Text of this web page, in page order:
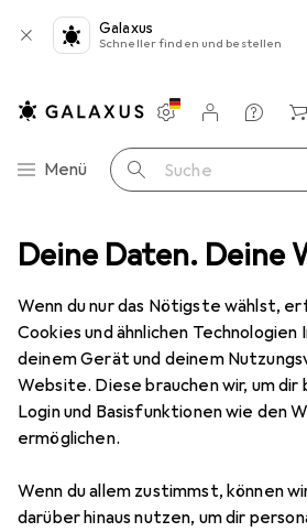
Deine Daten. Deine
Wenn du nur das Nötigste wählst,
Cookies und ähnlichen
deinem Gerät und deinem
Website. Diese brauchen wir, um dir
Login und Basisfunktionen wie den
ermöglichen.
Wenn du allem zustimmst, können
darüber hinaus nutzen, um dir
Galaxus
Schneller finden und bestellen
Navigation nach Kategorien
Menü Suche
Einstellungen
Kundenkonto
Vergleichslisten
Merklisten
Warenkorb
Drucker Zubehör Bixolon
EUR
55,43
Bixolon